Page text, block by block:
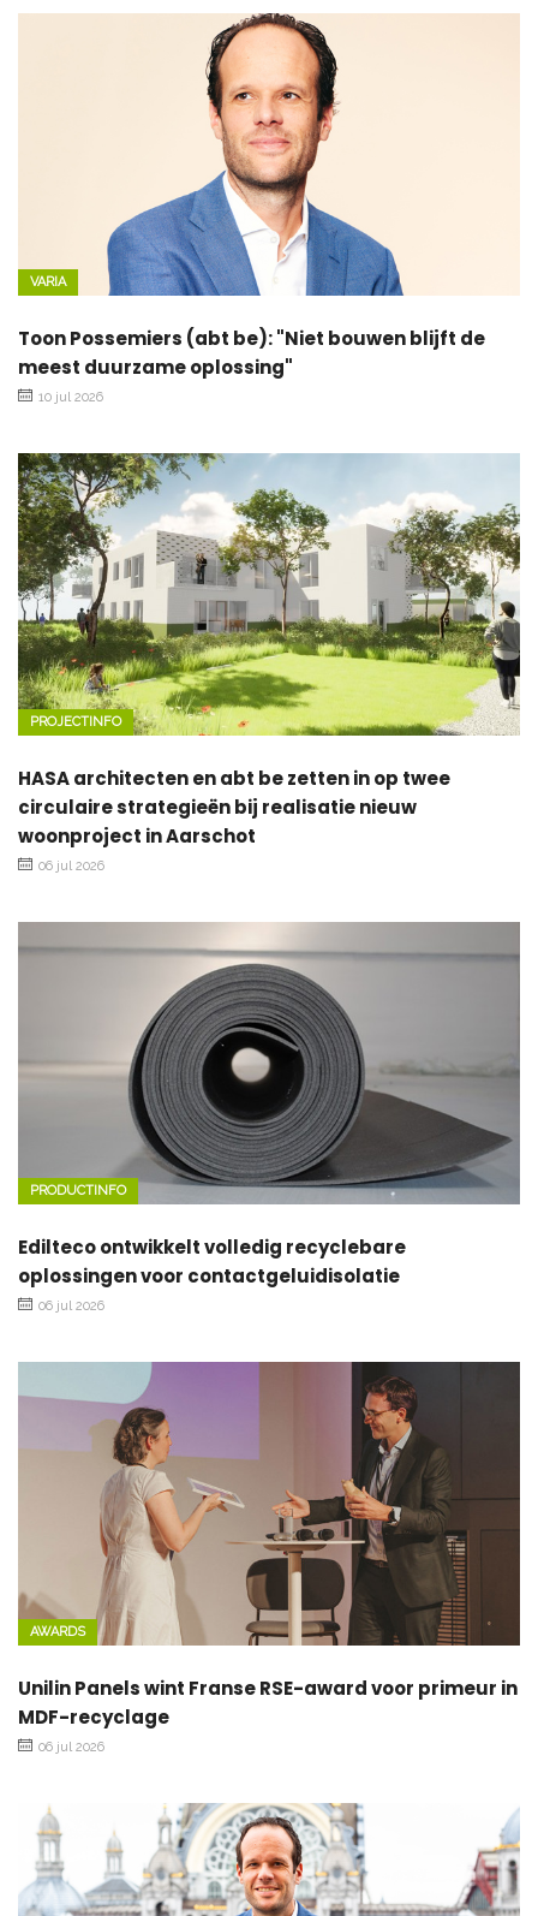
VARIA
Toon Possemiers (abt be): "Niet bouwen blijft de
meest duurzame oplossing"
10 jul 2026
PROJECTINFO
HASA architecten en abt be zetten in op twee
circulaire strategieën bij realisatie nieuw
woonproject in Aarschot
06 jul 2026
PRODUCTINFO
Edilteco ontwikkelt volledig recyclebare
oplossingen voor contactgeluidisolatie
06 jul 2026
AWARDS
Unilin Panels wint Franse RSE-award voor primeur in
MDF-recyclage
06 jul 2026